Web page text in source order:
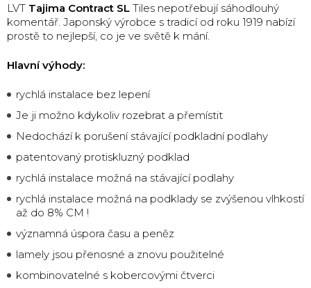
LVT Tajima Contract SL Tiles nepotřebují sáhodlouhý
komentář. Japonský výrobce s tradicí od roku 1919 nabízí
prostě to nejlepší, co je ve světě k mání.
Hlavní výhody:
rychlá instalace bez lepení
Je ji možno kdykoliv rozebrat a přemístit
Nedochází k porušení stávající podkladní podlahy
patentovaný protiskluzný podklad
rychlá instalace možná na stávající podlahy
rychlá instalace možná na podklady se zvýšenou vlhkostí
až do 8% CM !
významná úspora času a peněz
lamely jsou přenosné a znovu použitelné
kombinovatelné s kobercovými čtverci